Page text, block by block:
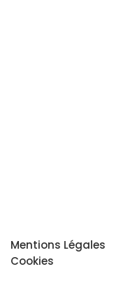
Mentions Légales
Cookies